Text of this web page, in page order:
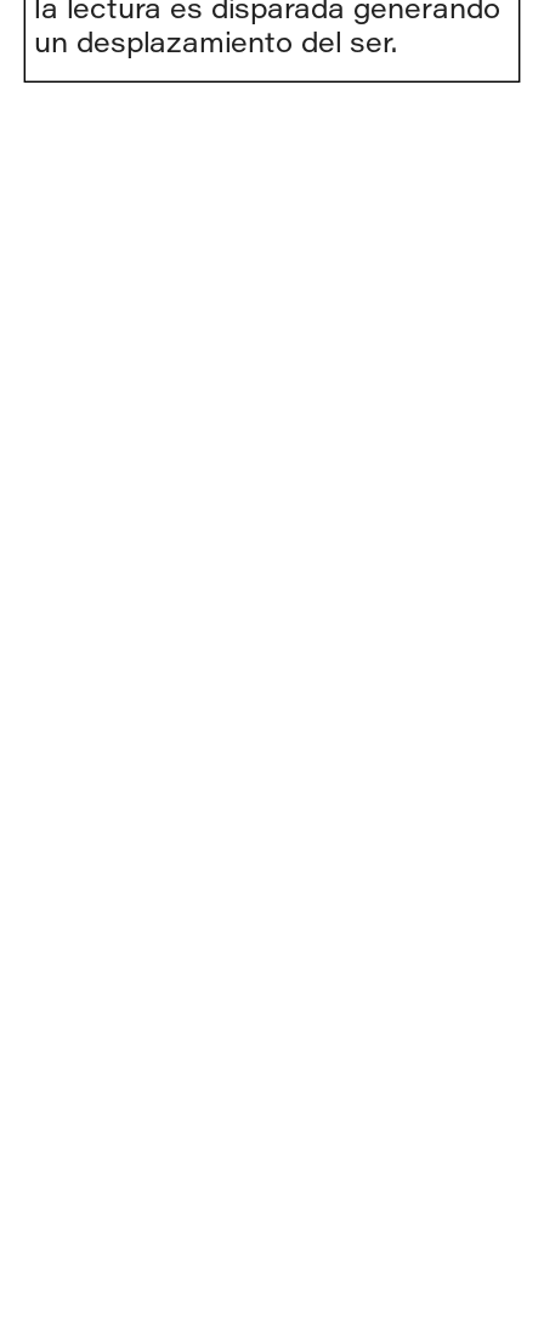
un desplazamiento del ser.